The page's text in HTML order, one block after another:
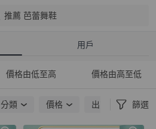
推薦 芭蕾舞鞋
用戶
價格由低至高 價格由高至低
分類 價格 出貨地點 篩選